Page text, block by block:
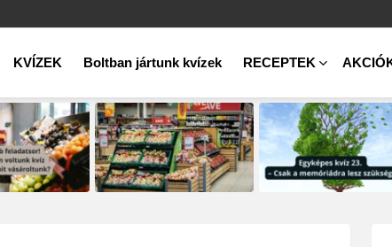
KVÍZEK Boltban jártunk kvízek RECEPTEK